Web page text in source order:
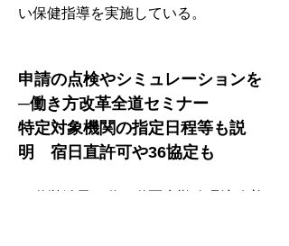
い保健指導を実施している。
申請の点検やシミュレーションを
─働き方改革全道セミナー
特定対象機関の指定日程等も説
明　宿日直許可や36協定も